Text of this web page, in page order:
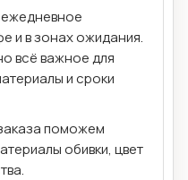
и в зонах ожидания.
всё важное для
и сроки
поможем
обивки, цвет